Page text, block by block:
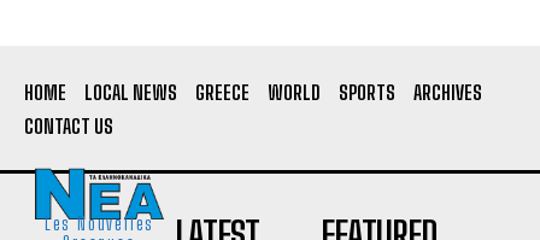
HOME LOCAL NEWS GREECE WORLD SPORTS
ARCHIVES
CONTACT US
Les Nouvelles